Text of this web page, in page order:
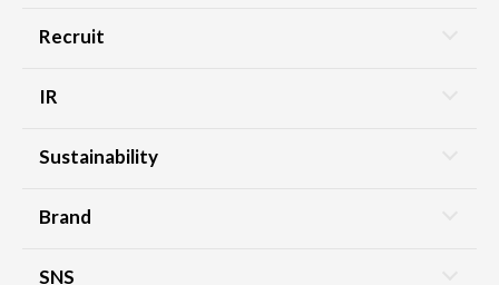
Recruit
IR
Sustainability
Brand
SNS